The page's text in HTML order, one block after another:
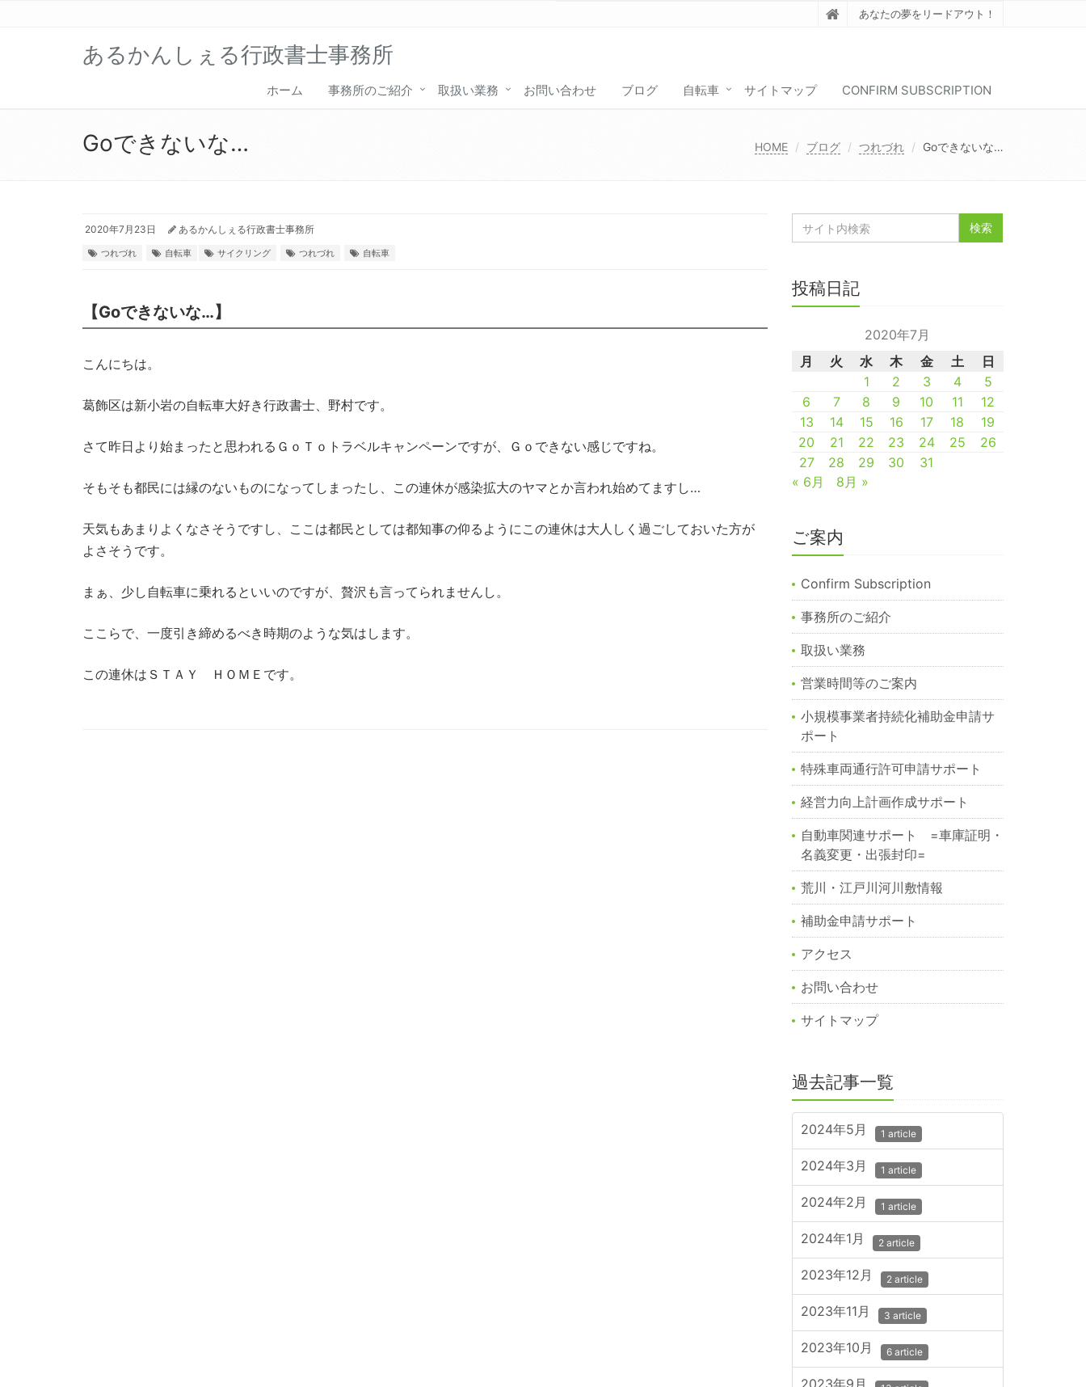
あなたの夢をリードアウト！
あるかんしぇる行政書士事務所
ホーム 事務所のご紹介 取扱い業務 お問い合わせ ブログ 自転車 サイトマップ CONFIRM SUBSCRIPTION
Goできないな… HOME ブログ つれづれ Goできないな…
2020年7月23日 あるかんしぇる行政書士事務所
つれづれ 自転車 サイクリング つれづれ 自転車
【Goできないな…】
こんにちは。
葛飾区は新小岩の自転車大好き行政書士、野村です。
さて昨日より始まったと思われるＧｏＴｏトラベルキャンペーンですが、Ｇｏできない感じですね。
そもそも都民には縁のないものになってしまったし、この連休が感染拡大のヤマとか言われ始めてますし…
天気もあまりよくなさそうですし、ここは都民としては都知事の仰るようにこの連休は大人しく過ごしておいた方が
よさそうです。
まぁ、少し自転車に乗れるといいのですが、贅沢も言ってられませんし。
ここらで、一度引き締めるべき時期のような気はします。
この連休はＳＴＡＹ ＨＯＭＥです。
投稿日記
2020年7月
月
火 水 木 金 土
日
1
2 3 4
5
6
7 8 9 10 11
12
13
14 15 16 17 18
19
20
21 22 23 24 25
26
27
28 29 30
31
« 6月
8月 »
ご案内
Confirm Subscription
事務所のご紹介
取扱い業務
営業時間等のご案内
小規模事業者持続化補助金申請サ
ポート
特殊車両通行許可申請サポート
経営力向上計画作成サポート
自動車関連サポート =車庫証明・
名義変更・出張封印=
荒川・江戸川河川敷情報
補助金申請サポート
アクセス
お問い合わせ
サイトマップ
過去記事一覧
2024年5月 1 article
2024年3月 1 article
2024年2月 1 article
2024年1月 2 article
2023年12月 2 article
2023年11月 3 article
2023年10月 6 article